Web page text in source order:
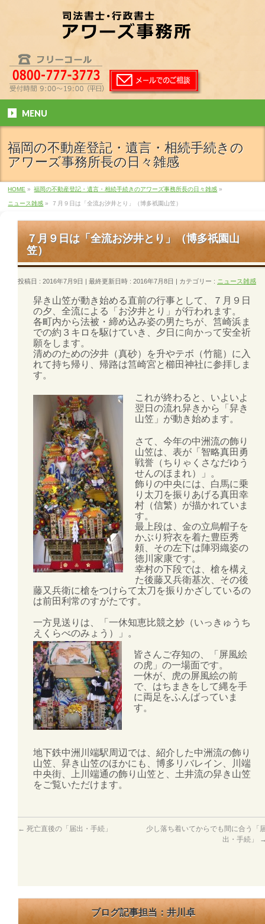
MENU
福岡の不動産登記・遺言・相続手続きの
アワーズ事務所長の日々雑感
HOME » 福岡の不動産登記・遺言・相続手続きのアワーズ事務所長の日々雑感 »
ニュース雑感 » ７月９日は「全流お汐井とり」（博多祇園山笠）
７月９日は「全流お汐井とり」（博多祇園山
笠）
投稿日 : 2016年7月9日 最終更新日時 : 2016年7月8日 カテゴリー : ニュース雑感
舁き山笠が動き始める直前の行事として、７月９日
の夕、全流による「お汐井とり」が行われます。
各町内から法被・締め込み姿の男たちが、筥崎浜ま
での約３キロを駆けていき、夕日に向かって安全祈
願をします。
清めのための汐井（真砂）を升やテボ（竹籠）に入
れて持ち帰り、帰路は筥崎宮と櫛田神社に参拝しま
す。
これが終わると、いよいよ
翌日の流れ舁きから「舁き
山笠」が動き始めます。
さて、今年の中洲流の飾り
山笠は、表が「智略真田勇
戦誉（ちりゃくさなだゆう
せんのほまれ）」。
飾りの中央には、白馬に乗
り太刀を振りあげる真田幸
村（信繁）が描かれていま
す。
最上段は、金の立烏帽子を
かぶり狩衣を着た豊臣秀
頼、その左下は陣羽織姿の
徳川家康です。
幸村の下段では、槍を構え
た後藤又兵衛基次、その後
藤又兵衛に槍をつけらて太刀を振りかざしているの
は前田利常のすがたです。
一方見送りは、「一休知恵比競之妙（いっきゅうち
えくらべのみょう）」。
皆さんご存知の、「屏風絵
の虎」の一場面です。
一休が、虎の屏風絵の前
で、はちまきをして縄を手
に両足をふんばっていま
す。
地下鉄中洲川端駅周辺では、紹介した中洲流の飾り
山笠、舁き山笠のほかにも、博多リバレイン、川端
中央街、上川端通の飾り山笠と、土井流の舁き山笠
をご覧いただけます。
← 死亡直後の「届出・手続」
少し落ち着いてからでも間に合う「
出・手続」
ブログ記事担当：井川卓